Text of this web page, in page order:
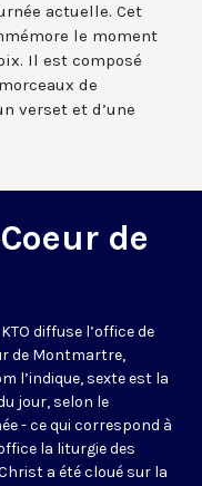
actuelle. Cet
le moment
Il est composé
de
verset et d’une
de
diffuse l’office de
de Montmartre,
l’indique, sexte est la
jour, selon le
- ce qui correspond à
la liturgie des
a été cloué sur la